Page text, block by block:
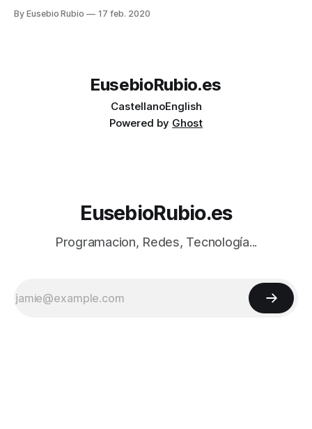
* CodeSandBox * JSFiddle * Paiza.io * Diffchecker *
By Eusebio Rubio 17 feb. 2020
EusebioRubio.es
CastellanoEnglish
Powered by Ghost
EusebioRubio.es
Programacion, Redes, Tecnología...